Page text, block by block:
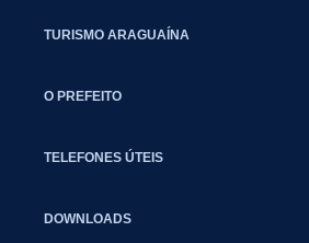
TURISMO ARAGUAÍNA
O PREFEITO
TELEFONES ÚTEIS
DOWNLOADS